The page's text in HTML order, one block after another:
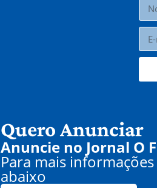
Quero Anunciar
Anuncie no Jornal O
Para mais
abaixo